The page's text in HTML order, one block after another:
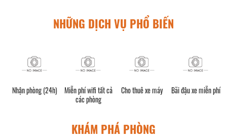
NHỮNG DỊCH VỤ PHỔ BIẾN
Nhận phòng (24h)
Miễn phí wifi tất cả
các phòng
Cho thuê xe máy Bãi đậu xe miễn phí
KHÁM PHÁ PHÒNG